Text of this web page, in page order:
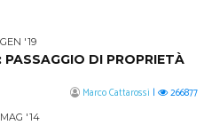
'19
DI PROPRIETÀ
Marco Cattarossi | 266877
'14